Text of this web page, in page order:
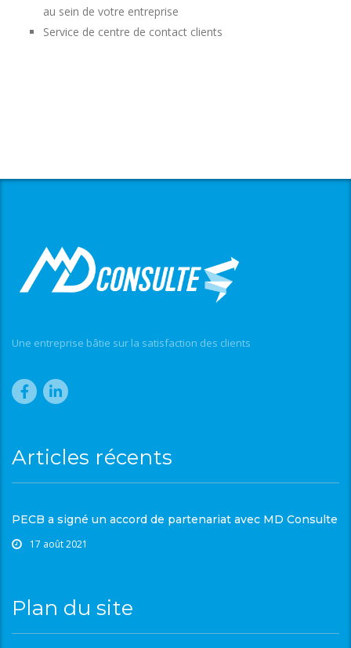
au sein de votre entreprise
Service de centre de contact clients
Une entreprise bâtie sur la satisfaction des clients
Articles récents
PECB a signé un accord de partenariat avec MD Consulte
17 août 2021
Plan du site